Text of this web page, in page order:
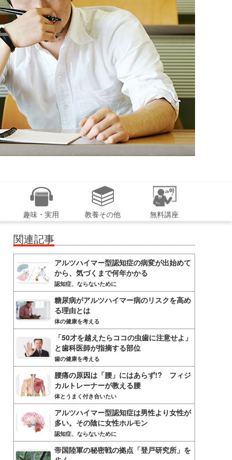
趣味・実用 教養その他 無料講座
関連記事
アルツハイマー型認知症の病変が出始めて
から、気づくまで何年かかる
認知症、ならないために
糖尿病がアルツハイマー病のリスクを高め
る理由とは
体の健康を考える
「50才を越えたらココの虫歯に注意せよ」
と歯科医師が指摘する部位
歯の健康を考える
腰痛の原因は「腰」にはあらず!? フィジ
カルトレーナーが教える腰
体とうまく付き合いたい
アルツハイマー型認知症は男性より女性が
多い。その陰に女性ホルモン
認知症、ならないために
帝国陸軍の秘密戦の拠点「登戸研究所」を